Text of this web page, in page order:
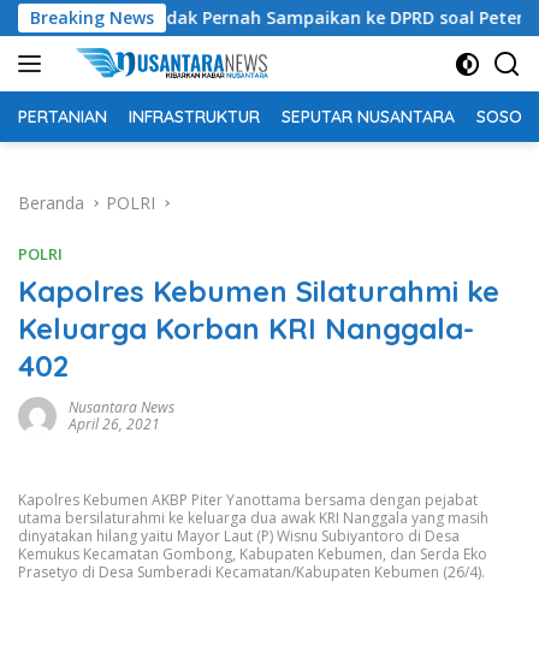
Langsung
ke
konten
Breaking News
Tidak Pernah Sampaikan ke DPRD soal Peternakan Sapi
PERTANIAN INFRASTRUKTUR SEPUTAR NUSANTARA SOSOK
Beranda POLRI
POLRI
Kapolres Kebumen Silaturahmi ke
Keluarga Korban KRI Nanggala-
402
Nusantara News
April 26, 2021
Kapolres Kebumen AKBP Piter Yanottama bersama dengan pejabat
utama bersilaturahmi ke keluarga dua awak KRI Nanggala yang masih
dinyatakan hilang yaitu Mayor Laut (P) Wisnu Subiyantoro di Desa
Kemukus Kecamatan Gombong, Kabupaten Kebumen, dan Serda Eko
Prasetyo di Desa Sumberadi Kecamatan/Kabupaten Kebumen (26/4).